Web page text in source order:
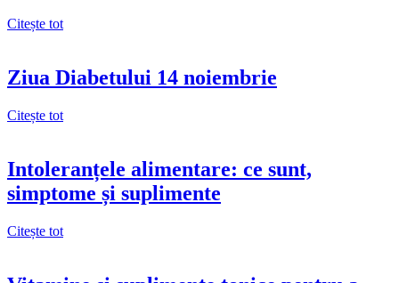
Citește tot
Ziua Diabetului 14 noiembrie
Citește tot
Intoleranțele alimentare: ce sunt,
simptome și suplimente
Citește tot